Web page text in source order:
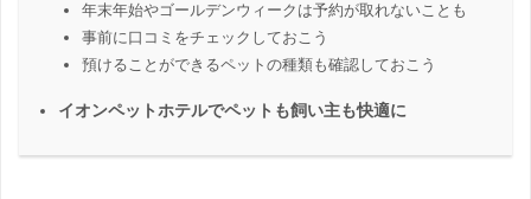
年末年始やゴールデンウィークは予約が取れないことも
事前に口コミをチェックしておこう
預けることができるペットの種類も確認しておこう
イオンペットホテルでペットも飼い主も快適に